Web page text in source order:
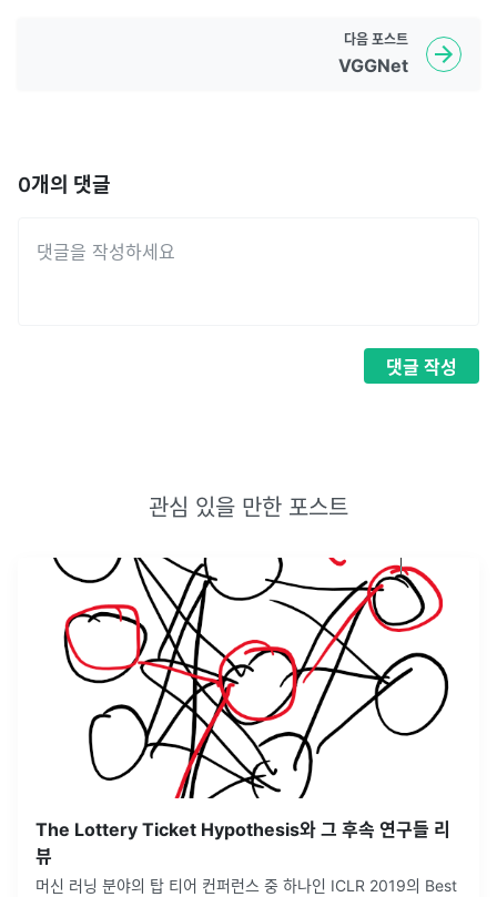
다음 포스트
VGGNet
0개의 댓글
댓글 작성
관심 있을 만한 포스트
The Lottery Ticket Hypothesis와 그 후속 연구들 리
뷰
머신 러닝 분야의 탑 티어 컨퍼런스 중 하나인 ICLR 2019의 Best